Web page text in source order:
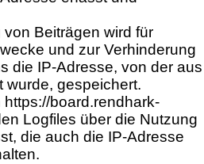
Beiträgen wird für
und zur Verhinderung
die IP-Adresse, von der aus
wurde, gespeichert.
board.rendhark-
Logfiles über die Nutzung
die auch die IP-Adresse